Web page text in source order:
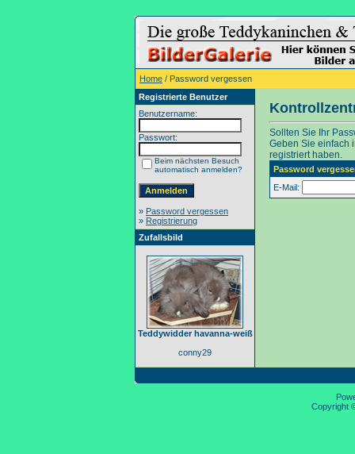
Home / Password vergessen
Registrierte Benutzer
Benutzername:
Passwort:
Beim nächsten Besuch
automatisch anmelden?
» Password vergessen
» Registrierung
Zufallsbild
Teddywidder havanna-weiß
conny29
Sollten Sie Ihr
Geben Sie einfach
registriert haben.
Password
E-Mail:
Copyright